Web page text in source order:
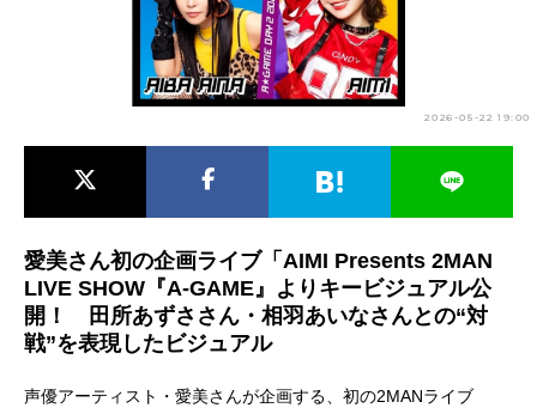
今期アニメ曜日別一覧
夏アニメ
男性声優/女性声優一覧
2026-05-22 19:00
愛美さん初の企画ライブ「AIMI Presents 2MAN
LIVE SHOW『A-GAME』よりキービジュアル公
開！ 田所あずささん・相羽あいなさんとの“対
戦”を表現したビジュアル
声優アーティスト・愛美さんが企画する、初の2MANライブ